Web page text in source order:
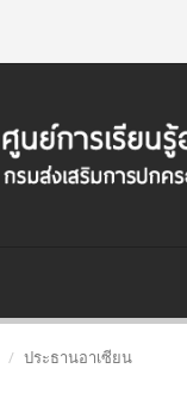
ประธานอาเซียน